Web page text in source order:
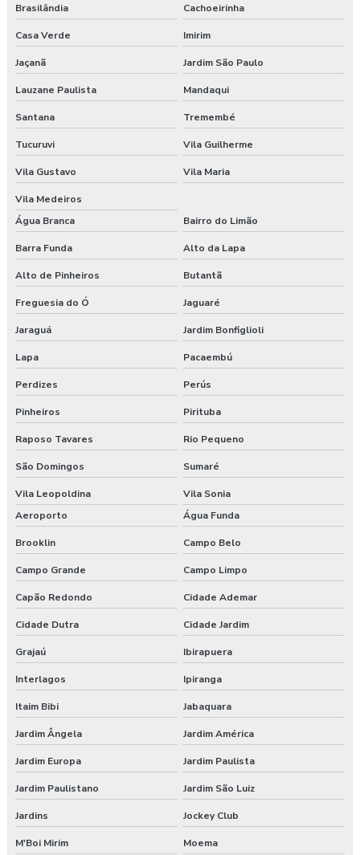
Consultoria saúde e segurança do trabalho
Consultoria segurança do trabalho
Consultoria segurança do trabalho curitiba
Consultoria segurança do trabalho guarapuava
Consultoria em segurança do trabalho e meio ambiente
Consultoria e segurança no trabalho
Curso esocial para segurança do trabalho
Curso de nr 17
Curso nr 31
Curso segurança do trabalho
Empresa de consultoria em saúde e segurança do trabalho
Empresa de consultoria segurança do trabalho
Empresa de consultoria técnico de segurança do trabalho
Empresa de exame admissional
Empresa de exame demissional
Empresa de medicina no trabalho
Empresa de prestação de serviços de segurança do trabalho
Empresa prestadora de serviços de segurança do trabalho
Empresa que faz exame admissional
Empresa que faz pgr
Empresa de saúde e segurança do trabalho
Empresa de segurança do trabalho
Brasilândia Cachoeirinha
Casa Verde Imirim
Jaçanã Jardim São Paulo
Lauzane Paulista Mandaqui
Santana Tremembé
Tucuruvi Vila Guilherme
Vila Gustavo Vila Maria
Vila Medeiros
Água Branca
Bairro do Limão
Barra Funda Alto da Lapa
Alto de Pinheiros Butantã
Freguesia do Ó Jaguaré
Jaraguá Jardim Bonfiglioli
Lapa Pacaembú
Perdizes Perús
Pinheiros Pirituba
Raposo Tavares Rio Pequeno
São Domingos Sumaré
Vila Leopoldina
Vila Sonia
Aeroporto
Água Funda
Brooklin Campo Belo
Campo Grande Campo Limpo
Capão Redondo Cidade Ademar
Cidade Dutra Cidade Jardim
Grajaú Ibirapuera
Interlagos Ipiranga
Itaim Bibi Jabaquara
Jardim Ângela Jardim América
Jardim Europa Jardim Paulista
Jardim Paulistano Jardim São Luiz
Jardins Jockey Club
M'Boi Mirim Moema